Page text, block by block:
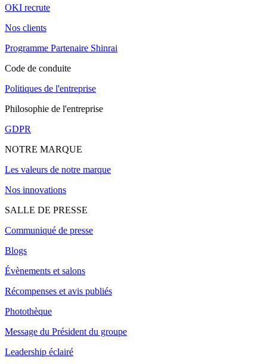
OKI recrute
Nos clients
Programme Partenaire Shinrai
Code de conduite
Politiques de l'entreprise
Philosophie de l'entreprise
GDPR
NOTRE MARQUE
Les valeurs de notre marque
Nos innovations
SALLE DE PRESSE
Communiqué de presse
Blogs
Évènements et salons
Récompenses et avis publiés
Photothèque
Message du Président du groupe
Leadership éclairé